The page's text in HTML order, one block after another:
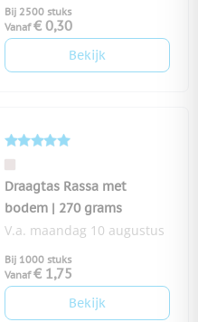
Bij 2500 stuks
Vanaf € 0,30
Bekijk
Draagtas Rassa met
bodem | 270 grams
V.a. maandag 10 augustus
Bij 1000 stuks
Vanaf € 1,75
Bekijk